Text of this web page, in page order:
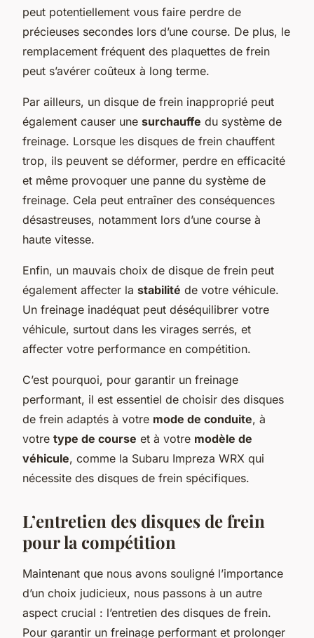
peut potentiellement vous faire perdre de
précieuses secondes lors d’une course. De plus, le
remplacement fréquent des plaquettes de frein
peut s’avérer coûteux à long terme.
Par ailleurs, un disque de frein inapproprié peut
également causer une surchauffe du système de
freinage. Lorsque les disques de frein chauffent
trop, ils peuvent se déformer, perdre en efficacité
et même provoquer une panne du système de
freinage. Cela peut entraîner des conséquences
désastreuses, notamment lors d’une course à
haute vitesse.
Enfin, un mauvais choix de disque de frein peut
également affecter la stabilité de votre véhicule.
Un freinage inadéquat peut déséquilibrer votre
véhicule, surtout dans les virages serrés, et
affecter votre performance en compétition.
C’est pourquoi, pour garantir un freinage
performant, il est essentiel de choisir des disques
de frein adaptés à votre mode de conduite, à
votre type de course et à votre modèle de
véhicule, comme la Subaru Impreza WRX qui
nécessite des disques de frein spécifiques.
L’entretien des disques de frein
pour la compétition
Maintenant que nous avons souligné l’importance
d’un choix judicieux, nous passons à un autre
aspect crucial : l’entretien des disques de frein.
Pour garantir un freinage performant et prolonger